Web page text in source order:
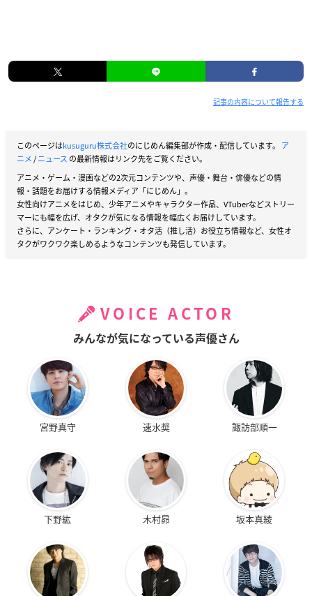
記事の内容について報告する
このページはkusuguru株式会社のにじめん編集部が作成・配信しています。 ア
ニメ/ニュース の最新情報はリンク先をご覧ください。
アニメ・ゲーム・漫画などの2次元コンテンツや、声優・舞台・俳優などの情
報・話題をお届けする情報メディア「にじめん」。
女性向けアニメをはじめ、少年アニメやキャラクター作品、VTuberなどストリー
マーにも幅を広げ、オタクが気になる情報を幅広くお届けしています。
さらに、アンケート・ランキング・オタ活（推し活）お役立ち情報など、女性オ
タクがワクワク楽しめるようなコンテンツも発信しています。
VOICE ACTOR
みんなが気になっている声優さん
宮野真守 速水奨 諏訪部順一
下野紘 木村昴 坂本真綾